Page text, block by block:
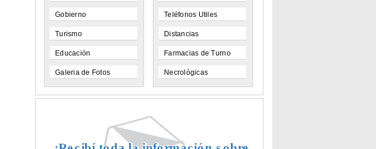
Gobierno
Turismo
Educación
Galeria de Fotos
Teléfonos Utiles
Distancias
Farmacias de Turno
Necrológicas